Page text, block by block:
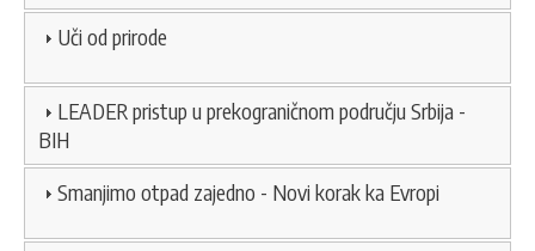
Uči od prirode
LEADER pristup u prekograničnom području Srbija -
BIH
Smanjimo otpad zajedno - Novi korak ka Evropi